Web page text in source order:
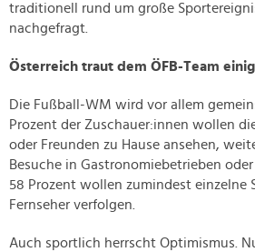
traditionell rund um große
nachgefragt.
Österreich traut dem ÖFB-Team
Die Fußball-WM wird vor allem
Prozent der Zuschauer:innen wollen
oder Freunden zu Hause ansehen,
Besuche in Gastronomiebetrieben
58 Prozent wollen zumindest einzelne
Fernseher verfolgen.
Auch sportlich herrscht Optimismus.